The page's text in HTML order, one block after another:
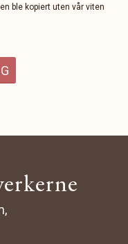
ble kopiert uten vår viten